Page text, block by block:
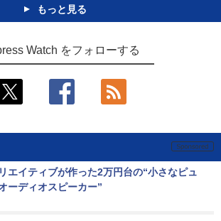
もっと見る
Watch をフォローする
エイティブが作った2万円台の“小さなピュ
ーディオスピーカー”